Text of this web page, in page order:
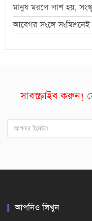
মানুষ মরলে লাশ হয়,
আবেগর সংঙ্গে সংমিশ্রনেই
সাবস্ক্রাইব করুন!
আপনিও লিখুন